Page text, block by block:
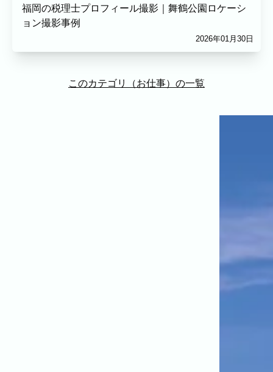
福岡の税理士プロフィール撮影｜舞鶴公園ロケーシ
ョン撮影事例
2026年01月30日
このカテゴリ（お仕事）の一覧